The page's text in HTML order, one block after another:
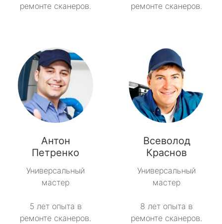
ремонте сканеров.
ремонте сканеров.
Антон
Петренко
Универсальный
мастер
5 лет опыта в
ремонте сканеров.
Всеволод
Краснов
Универсальный
мастер
8 лет опыта в
ремонте сканеров.